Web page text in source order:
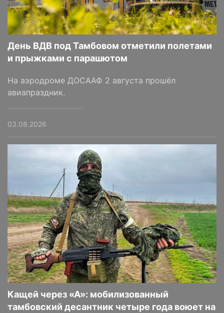
День ВДВ под Тамбовом отметили полетами
и прыжками с парашютом
На аэродроме ДОСААФ 2 августа прошёл
авиапраздник.
03.08.2026
Кащей через «А»: мобилизованный
тамбовский десантник четыре года воюет на